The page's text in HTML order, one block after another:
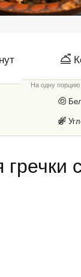
На одну порцию